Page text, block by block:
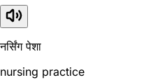
नर्सिंग पेशा
nursing practice